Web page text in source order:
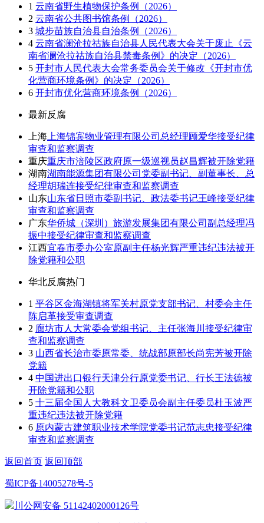
1 云南省野生植物保护条例（2026）
2 云南省公共图书馆条例（2026）
3 城步苗族自治县自治条例（2026）
4 云南省澜沧拉祜族自治县人民代表大会关于废止《云
南省澜沧拉祜族自治县禁毒条例》的决定（2026）
5 开封市人民代表大会常务委员会关于修改《开封市优
化营商环境条例》的决定（2026）
6 开封市优化营商环境条例（2026）
最新反腐
上海 上海锦宾物业管理有限公司总经理顾爱华接受纪律
审查和监察调查
重庆重庆市涪陵区政府原一级巡视员赵昌辉被开除党籍
湖南湖南能源集团有限公司党委副书记、副董事长、总
经理胡瑞连接受纪律审查和监察调查
山东山东省日照市委副书记、政法委书记王峰接受纪律
审查和监察调查
广东华侨城（深圳）旅游发展集团有限公司副总经理冯
振中接受纪律审查和监察调查
江西宜春市委办公室原副主任杨光辉严重违纪违法被开
除党籍和公职
华北反腐热门
1 平谷区金海湖镇将军关村原党支部书记、村委会主任
陈启革接受审查调查
2 廊坊市人大常委会党组书记、主任张海川接受纪律审
查和监察调查
3 山西省长治市委原常委、统战部原部长尚宪芳被开除
党籍
4 中国进出口银行天津分行原党委书记、行长王法德被
开除党籍和公职
5 十三届全国人大教科文卫委员会副主任委员杜玉波严
重违纪违法被开除党籍
6 原内蒙古建筑职业技术学院党委书记范志忠接受纪律
审查和监察调查
返回首页 返回顶部
蜀ICP备14005278号-5
川公网安备 51142402000126号